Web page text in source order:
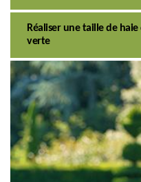
Réaliser une taille de
verte